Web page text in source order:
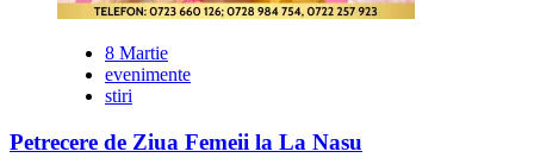
a
crescut
cu
40%
în
2026
8 Martie
evenimente
stiri
Petrecere de Ziua Femeii la La Nasu